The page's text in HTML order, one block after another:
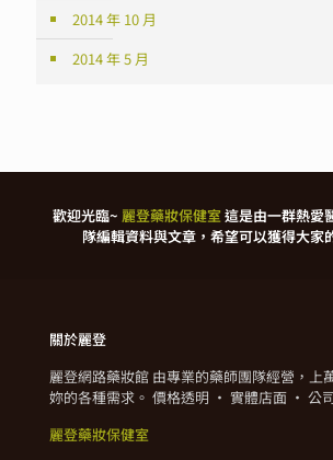
2014 年 10 月
2014 年 5 月
歡迎光臨~ 麗登藥妝保健室這是由一群熱愛
隊編輯資料與文章，希望可以獲得大家
關於麗登
麗登網路藥妝館 由專業的藥師團隊經營，上
妳的各種需求。 價格透明 · 實體店面 · 公
麗登藥妝保健室